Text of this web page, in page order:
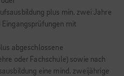
plus min. zwei Jahre
Eingangsprüfungen mit
abgeschlossene
oder Fachschule) sowie nach
eine mind. zweijährige